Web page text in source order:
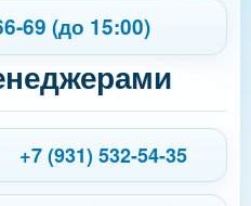
69 (до 15:00)
+7 (931) 532-54-35